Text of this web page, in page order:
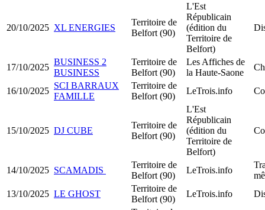
20/10/2025 XL ENERGIES
Territoire de
Belfort (90)
L'Est
Républicain
(édition du
Territoire de
Belfort)
17/10/2025
BUSINESS 2
BUSINESS
Territoire de
Belfort (90)
Les Affiches de
la Haute-Saone
16/10/2025
SCI BARRAUX
FAMILLE
Territoire de
Belfort (90)
LeTrois.info
15/10/2025 DJ CUBE
Territoire de
Belfort (90)
L'Est
Républicain
(édition du
Territoire de
Belfort)
14/10/2025 SCAMADIS
Territoire de
Belfort (90)
LeTrois.info
13/10/2025 LE GHOST
Territoire de
Belfort (90)
LeTrois.info